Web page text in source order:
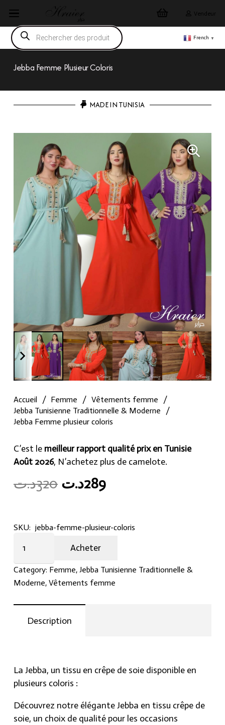
Vendeur
Recherche
de
produits
French ▼
Jebba Femme Plusieur Coloris
MADE IN TUNISIA
Accueil / Femme / Vêtements femme
/
Jebba Tunisienne Traditionnelle & Moderne
/
Jebba Femme plusieur coloris
C’est le meilleur rapport qualité prix en Tunisie
Août 2026, N’achetez plus de camelote.
320د.ت Original
320د.ت.
289د.ت Current
SKU: jebba-femme-plusieur-coloris
Femme
plusieur
coloris
Acheter
Category: Femme, Jebba Tunisienne Traditionnelle &
Moderne, Vêtements femme
Description
La Jebba, un tissu en crêpe de soie disponible en
plusieurs coloris :
Découvrez notre élégante Jebba en tissu crêpe de
soie, un choix de qualité pour les occasions